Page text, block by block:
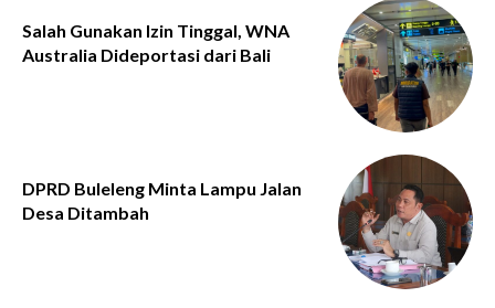
Salah Gunakan Izin Tinggal, WNA
Australia Dideportasi dari Bali
DPRD Buleleng Minta Lampu Jalan
Desa Ditambah